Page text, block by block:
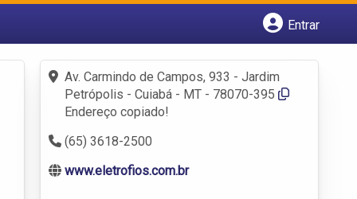
Entrar
Fazer login
Criar conta
Av. Carmindo de Campos, 933 - Jardim
Petrópolis - Cuiabá - MT - 78070-395
Endereço copiado!
(65) 3618-2500
www.eletrofios.com.br